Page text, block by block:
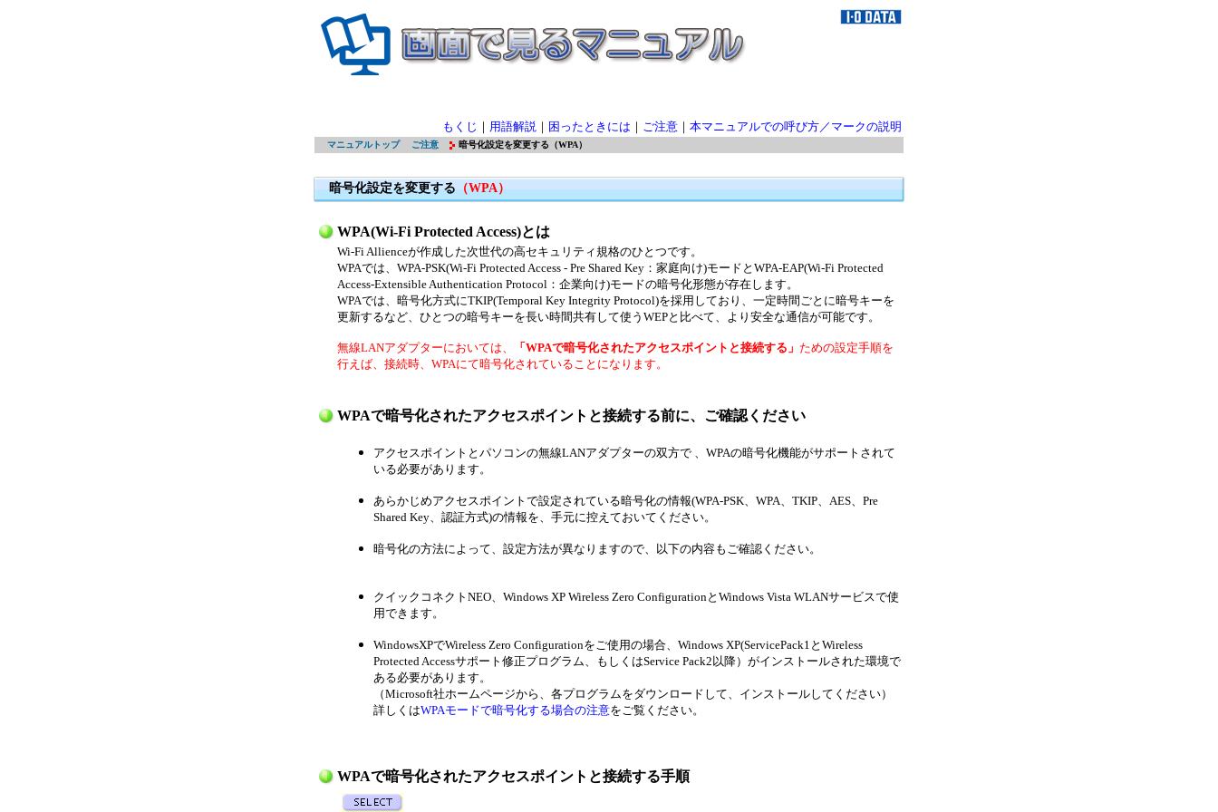
もくじ ｜ 用語解説 ｜ 困ったときには ｜ ご注意 ｜ 本マニュアルでの呼び方／マークの説明
マニュアルトップ ご注意 暗号化設定を変更する（WPA）
暗号化設定を変更する （WPA）
WPA(Wi-Fi Protected Access)とは
Wi-Fi Allienceが作成した次世代の高セキュリティ規格のひとつです。
WPAでは、WPA-PSK(Wi-Fi Protected Access - Pre Shared Key：家庭向け)モードとWPA-EAP(Wi-Fi Protected
Access-Extensible Authentication Protocol：企業向け)モードの暗号化形態が存在します。
WPAでは、暗号化方式にTKIP(Temporal Key Integrity Protocol)を採用しており、一定時間ごとに暗号キーを
更新するなど、ひとつの暗号キーを長い時間共有して使うWEPと比べて、より安全な通信が可能です。
無線LANアダプターにおいては、 「WPAで暗号化されたアクセスポイントと接続する」 ための設定手順を
行えば、接続時、WPAにて暗号化されていることになります。
WPAで暗号化されたアクセスポイントと接続する前に、ご確認ください
アクセスポイントとパソコンの無線LANアダプターの双方で 、WPAの暗号化機能がサポートされて
いる必要があります。
あらかじめアクセスポイントで設定されている暗号化の情報(WPA-PSK、WPA、TKIP、AES、Pre
Shared Key、認証方式)の情報を、手元に控えておいてください。
暗号化の方法によって、設定方法が異なりますので、以下の内容もご確認ください。
クイックコネクトNEO、Windows XP Wireless Zero ConfigurationとWindows Vista WLANサービスで使
用できます。
WindowsXPでWireless Zero Configurationをご使用の場合、Windows XP(ServicePack1とWireless
Protected Accessサポート修正プログラム、もしくはService Pack2以降）がインストールされた環境で
ある必要があります。
（Microsoft社ホームページから、各プログラムをダウンロードして、インストールしてください）
詳しくはWPAモードで暗号化する場合の注意をご覧ください。
WPAで暗号化されたアクセスポイントと接続する手順